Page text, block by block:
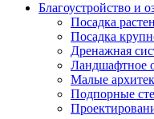
Благоустройство и
Посадка
Посадка
Дренажная
Ландшафтное
Малые
Подпорные